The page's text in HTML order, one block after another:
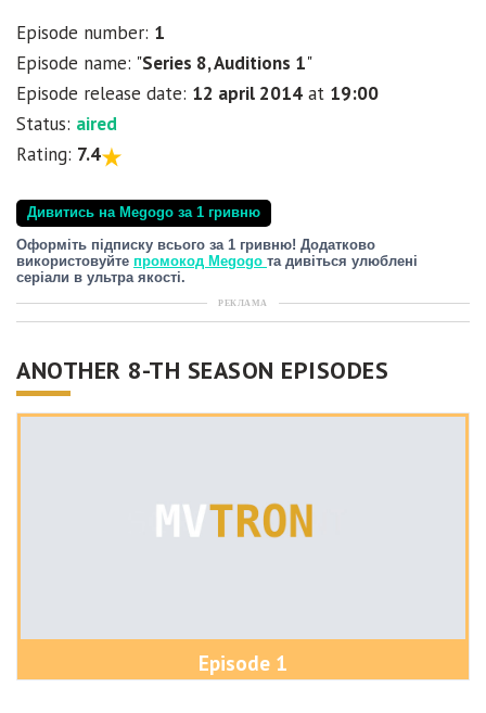
Episode number: 1
Episode name: "Series 8, Auditions 1"
Episode release date: 12 april 2014 at 19:00
Status: aired
Rating: 7.4
Дивитись на Megogo за 1 гривню
Оформіть підписку всього за 1 гривню! Додатково
використовуйте промокод Megogo та дивіться улюблені
серіали в ультра якості.
РЕКЛАМА
ANOTHER 8-TH SEASON EPISODES
Episode 1